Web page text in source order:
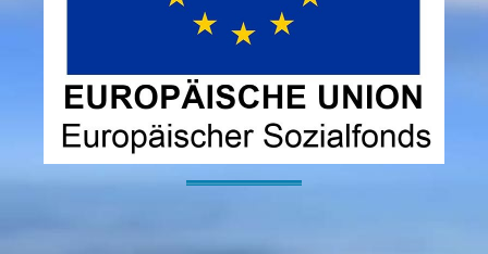
----------------------------------------------------------------------------------------------------------